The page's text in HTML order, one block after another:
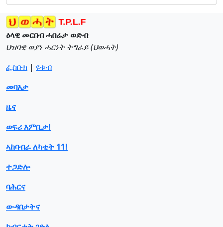
ዕላዊ መርበብ ሓበሬታ ወድብ
ህዝባዊ ወያነ ሓርነት ትግራይ (ህወሓት)
ፌስቡክ | ዩቱብ
መባእታ
ዜና
ወፍሪ እምቢታ!
ኣከባብራ ለካቲት 11!
ተጋድሎ
ባሕርና
ውዳበታትና